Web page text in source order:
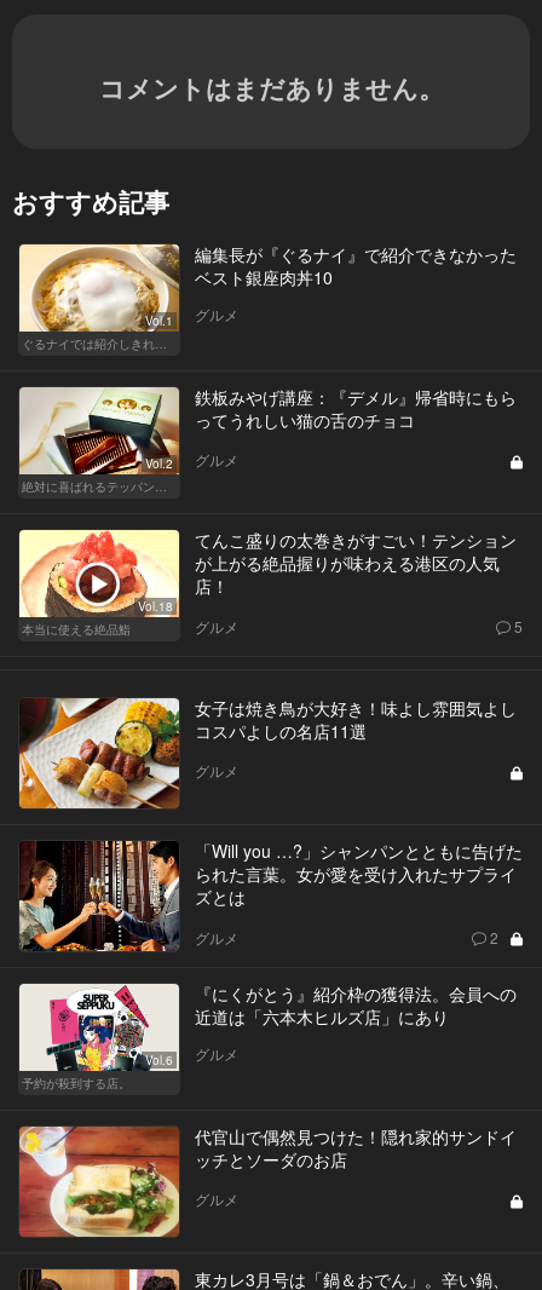
コメントはまだありません。
おすすめ記事
Vol.1
ぐるナイでは紹介しきれなかった「東カレ的ベスト銀座肉丼」
編集長が『ぐるナイ』で紹介できなかった
ベスト銀座肉丼10
グルメ
Vol.2
絶対に喜ばれるテッパン手土産
鉄板みやげ講座：『デメル』帰省時にもら
ってうれしい猫の舌のチョコ
グルメ
Vol.18
本当に使える絶品鮨
てんこ盛りの太巻きがすごい！テンション
が上がる絶品握りが味わえる港区の人気
店！
グルメ 5
女子は焼き鳥が大好き！味よし雰囲気よし
コスパよしの名店11選
グルメ
「Will you …?」シャンパンとともに告げた
られた言葉。女が愛を受け入れたサプライ
ズとは
グルメ 2
Vol.6
予約が殺到する店。
『にくがとう』紹介枠の獲得法。会員への
近道は「六本木ヒルズ店」にあり
グルメ
代官山で偶然見つけた！隠れ家的サンドイ
ッチとソーダのお店
グルメ
東カレ3月号は「鍋＆おでん」。辛い鍋、